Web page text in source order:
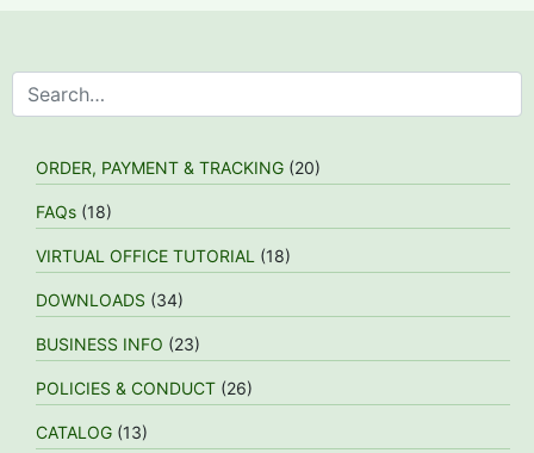
ORDER, PAYMENT & TRACKING (20)
FAQs (18)
VIRTUAL OFFICE TUTORIAL (18)
DOWNLOADS (34)
BUSINESS INFO (23)
POLICIES & CONDUCT (26)
CATALOG (13)